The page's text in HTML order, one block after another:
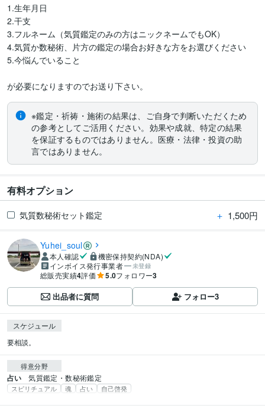
1.生年月日
2.干支
3.フルネーム（気質鑑定のみの方はニックネームでもOK）
4.気質か数秘術、片方の鑑定の場合お好きな方をお選びください
5.今悩んでいること
※鑑定・祈祷・施術の結果は、ご自身で判断いただくため
の参考としてご活用ください。効果や成就、特定の結果
を保証するものではありません。医療・法律・投資の助
言ではありません。
有料オプション
気質数秘術セット鑑定 ＋ 1,500円
Yuhei_soul
本人確認
機密保持契約(NDA)
インボイス発行事業者
未登録
総販売実績4評価 5.0フォロワー3
出品者に質問 フォロー3
スケジュール
要相談。
得意分野
占い 気質鑑定・数秘術鑑定
スピリチュアル 魂 占い 自己啓発